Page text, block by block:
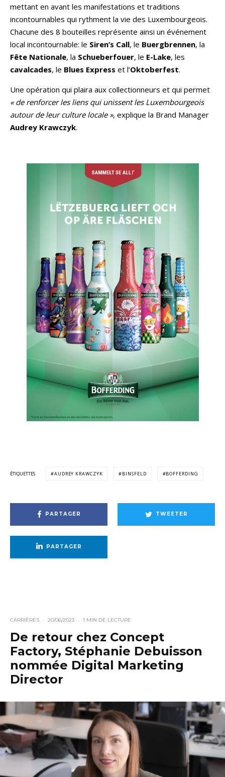
mettant en avant les manifestations et traditions
incontournables qui rythment la vie des Luxembourgeois.
Chacune des 8 bouteilles représente ainsi un événement
local incontournable: le Siren’s Call, le Buergbrennen, la
Fête Nationale, la Schueberfouer, le E-Lake, les
cavalcades, le Blues Express et l’Oktoberfest.
Une opération qui plaira aux collectionneurs et qui permet
« de renforcer les liens qui unissent les Luxembourgeois
autour de leur culture locale », explique la Brand Manager
Audrey Krawczyk.
ÉTIQUETTES AUDREY KRAWCZYK BINSFELD BOFFERDING
PARTAGER TWEETER
PARTAGER
CARRIÈRES · 20/06/2023 · 1 MIN DE LECTURE
De retour chez Concept
Factory, Stéphanie Debuisson
nommée Digital Marketing
Director